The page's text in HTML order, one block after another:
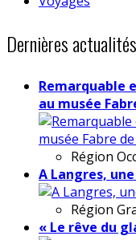
Dernières actualités
Remarquable
au musée
Région
A Langres,
Région
« Le rêve du